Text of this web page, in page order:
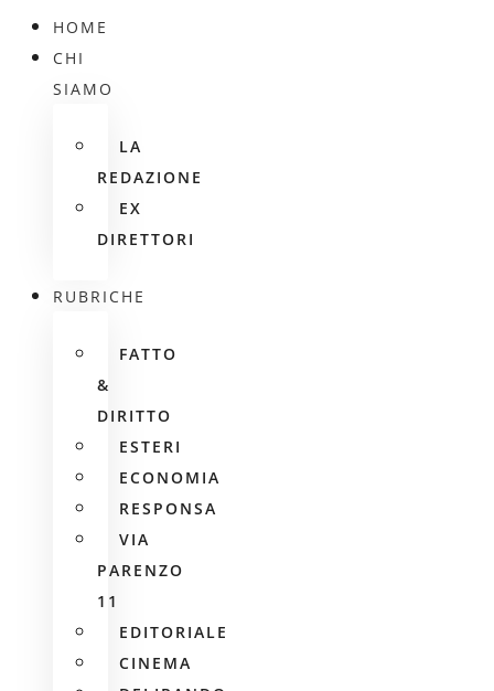
HOME
CHI
SIAMO
LA
REDAZIONE
EX
DIRETTORI
RUBRICHE
FATTO
&
DIRITTO
ESTERI
ECONOMIA
RESPONSA
VIA
PARENZO
11
EDITORIALE
CINEMA